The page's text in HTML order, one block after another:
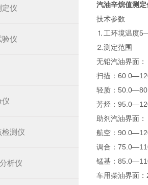
定仪
验仪
仪
测仪
析仪
汽油辛烷值测定
技术参数
⒈工环境温度
⒉测定范围
无铅汽油界面：
扫描：
轻质：
芳烃：
助剂汽油界面：
航空：
调合：
锰基：
车用柴油界面